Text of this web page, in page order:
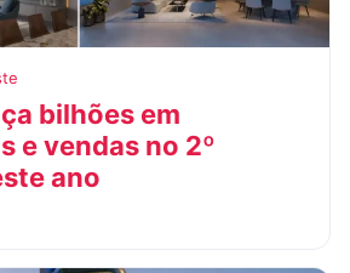
bilhões em
e vendas no 2º
ano